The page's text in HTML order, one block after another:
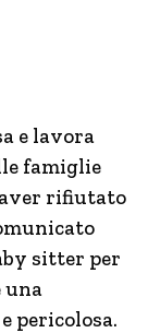
e lavora
famiglie
aver rifiutato
sitter per
una
pericolosa.